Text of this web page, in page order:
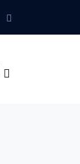
Profile